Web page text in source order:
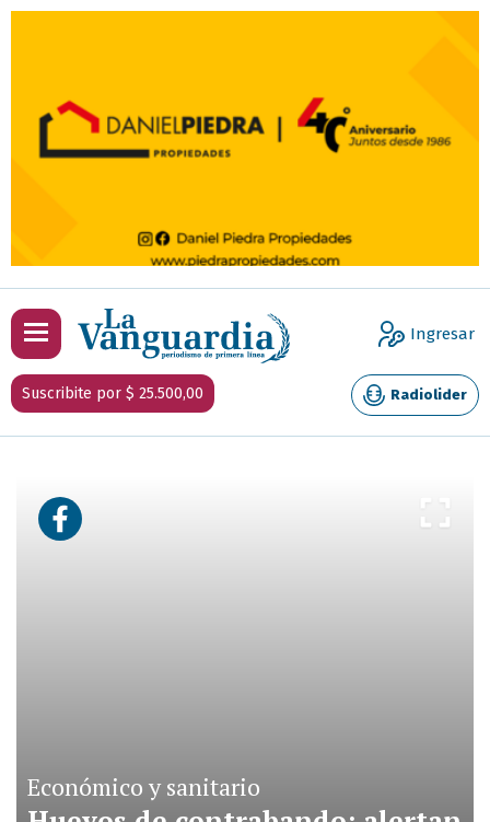
Ingresar
Suscribite por $ 25.500,00 Radiolider
Económico y sanitario